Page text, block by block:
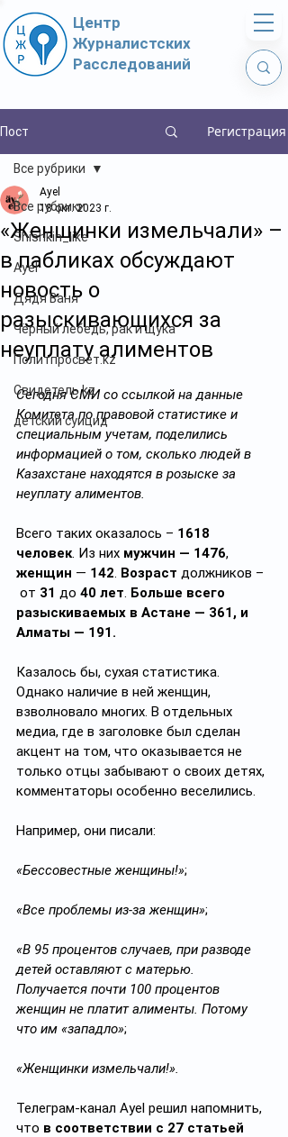
Центр
Журналистских
Расследований
Пост Регистрация
Все рубрики
Shishkin_like
Ayel
Дядя Ваня
Чёрный лебедь, рак и щука
Политпросвет.kz
Свидетель.kz
детский суицид
Все рубрики
«Женщинки измельчали» –
в пабликах обсуждают
новость о
разыскивающихся за
неуплату алиментов
Ayel
18 окт. 2023 г.
Сегодня СМИ со ссылкой на данные
Комитета по правовой статистике и
специальным учетам, поделились
информацией о том, сколько людей в
Казахстане находятся в розыске за
неуплату алиментов.
Всего таких оказалось – 1618
человек. Из них мужчин — 1476,
женщин — 142. Возраст должников –
от 31 до 40 лет. Больше всего
разыскиваемых в Астане — 361, и
Алматы — 191.
Казалось бы, сухая статистика.
Однако наличие в ней женщин,
взволновало многих. В отдельных
медиа, где в заголовке был сделан
акцент на том, что оказывается не
только отцы забывают о своих детях,
комментаторы особенно веселились.
Например, они писали:
«Бессовестные женщины!»;
«Все проблемы из-за женщин»;
«В 95 процентов случаев, при разводе
детей оставляют с матерью.
Получается почти 100 процентов
женщин не платит алименты. Потому
что им «западло»;
«Женщинки измельчали!».
Телеграм-канал Ayel решил напомнить,
что в соответствии с 27 статьей